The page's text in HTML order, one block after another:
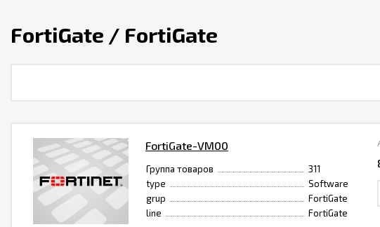
FortiGate / FortiGate
FortiGate-VM00
Группа товаров
311
type
Software
grup
FortiGate
line
FortiGate